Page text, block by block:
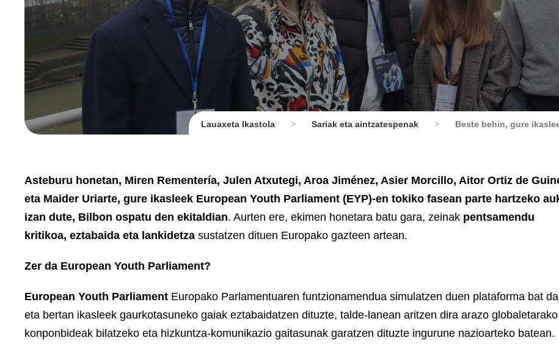
Lauaxeta Ikastola > Sariak eta aintzatespenak > Beste behin, gure
Asteburu honetan, Miren Rementería, Julen Atxutegi, Aroa Jiménez, Asier Morcillo, Aitor Ortiz de
eta Maider Uriarte, gure ikasleek European Youth Parliament (EYP)-en tokiko fasean parte hartzeko
izan dute, Bilbon ospatu den ekitaldian. Aurten ere, ekimen honetara batu gara, zeinak pentsamendu
kritikoa, eztabaida eta lankidetza sustatzen dituen Europako gazteen artean.
Zer da European Youth Parliament?
European Youth Parliament Europako Parlamentuaren funtzionamendua simulatzen duen plataforma bat
eta bertan ikasleek gaurkotasuneko gaiak eztabaidatzen dituzte, talde-lanean aritzen dira arazo globaletarako
konponbideak bilatzeko eta hizkuntza-komunikazio gaitasunak garatzen dituzte ingurune nazioarteko batean.